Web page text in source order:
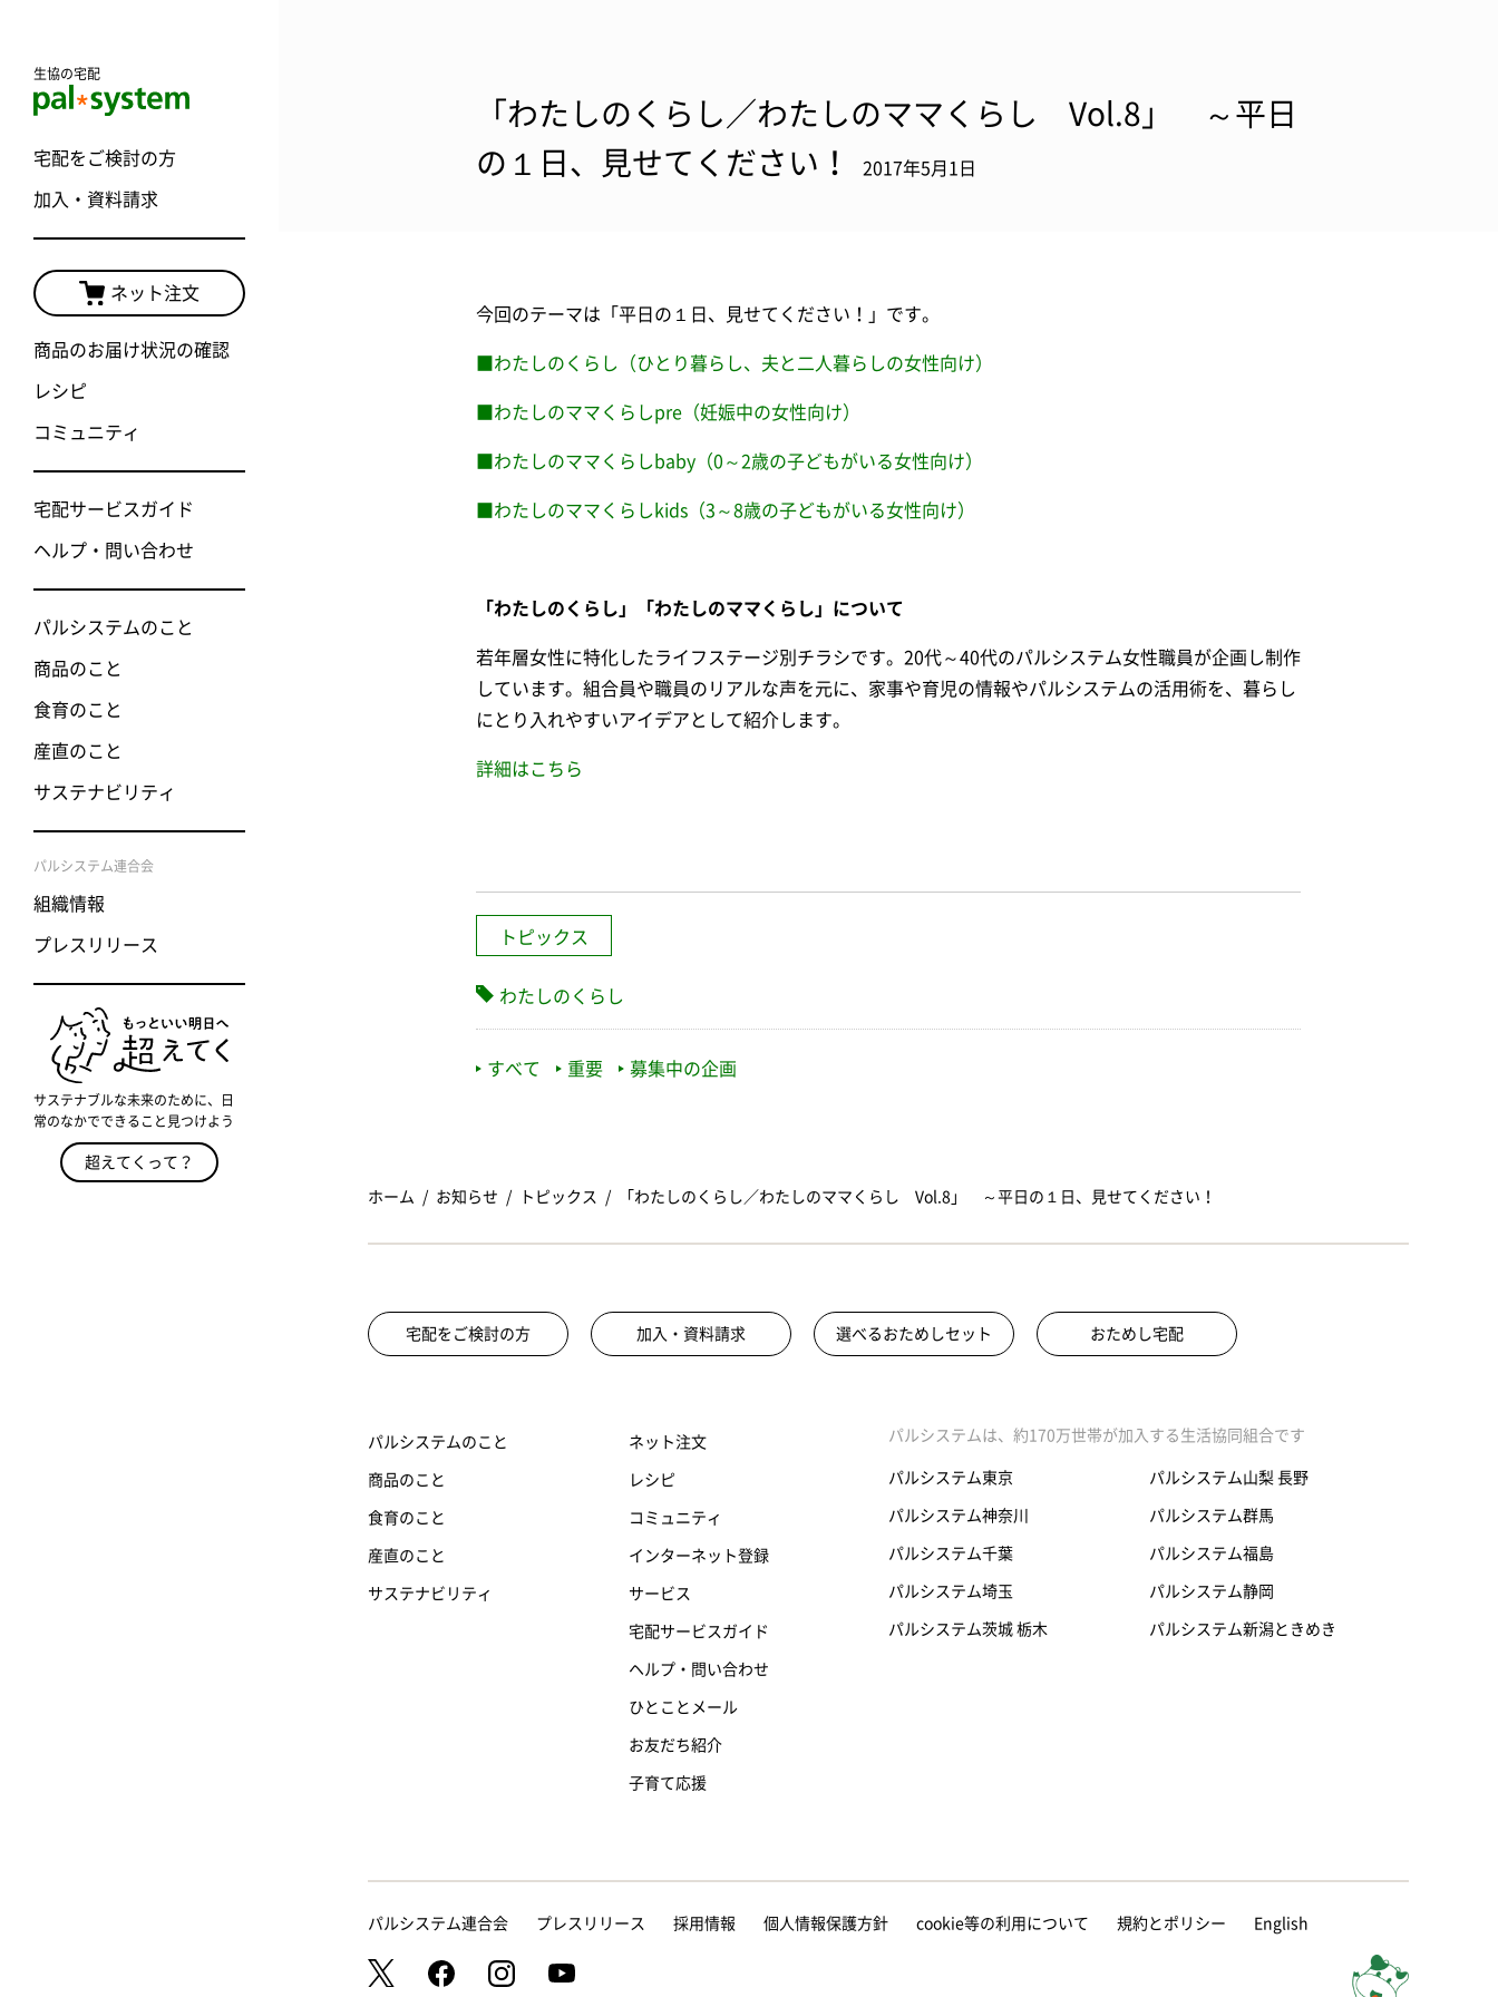
生協の宅配
宅配をご検討の方
加入・資料請求
ネット注文
商品のお届け状況の確認
レシピ
コミュニティ
宅配サービスガイド
ヘルプ・問い合わせ
パルシステムのこと
商品のこと
食育のこと
産直のこと
サステナビリティ
パルシステム連合会
組織情報
プレスリリース
サステナブルな未来のために、日
常のなかでできること見つけよう
超えてくって？
「わたしのくらし／わたしのママくらし Vol.8」 ～平日
の１日、見せてください！
2017年5月1日
今回のテーマは「平日の１日、見せてください！」です。
■わたしのくらし（ひとり暮らし、夫と二人暮らしの女性向け）
■わたしのママくらしpre（妊娠中の女性向け）
■わたしのママくらしbaby（0～2歳の子どもがいる女性向け）
■わたしのママくらしkids（3～8歳の子どもがいる女性向け）
「わたしのくらし」「わたしのママくらし」について
若年層女性に特化したライフステージ別チラシです。20代～40代のパルシステム女性職員が企画し制作
しています。組合員や職員のリアルな声を元に、家事や育児の情報やパルシステムの活用術を、暮らし
にとり入れやすいアイデアとして紹介します。
詳細はこちら
トピックス
わたしのくらし
すべて 重要 募集中の企画
ホーム お知らせ トピックス 「わたしのくらし／わたしのママくらし Vol.8」 ～平日の１日、見せてください！
宅配をご検討の方 加入・資料請求 選べるおためしセット おためし宅配
パルシステムのこと
商品のこと
食育のこと
産直のこと
サステナビリティ
ネット注文
レシピ
コミュニティ
インターネット登録
サービス
宅配サービスガイド
ヘルプ・問い合わせ
ひとことメール
お友だち紹介
子育て応援
パルシステムは、約170万世帯が加入する生活協同組合です
パルシステム東京
パルシステム神奈川
パルシステム千葉
パルシステム埼玉
パルシステム茨城 栃木
パルシステム山梨 長野
パルシステム群馬
パルシステム福島
パルシステム静岡
パルシステム新潟ときめき
パルシステム連合会 プレスリリース 採用情報 個人情報保護方針 cookie等の利用について 規約とポリシー English